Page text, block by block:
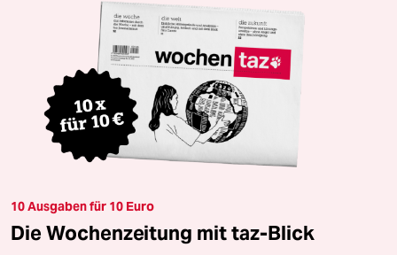
10 Ausgaben für 10 Euro
Die Wochenzeitung mit taz-Blick